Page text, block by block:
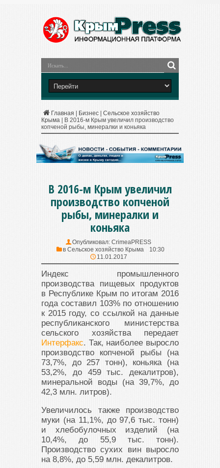
Главная Бизнес
Сельское хозяйство
Крыма
В 2016-м Крым увеличил производство
копченой рыбы, минералки и коньяка
В 2016-м Крым увеличил
производство копченой
рыбы, минералки и
коньяка
Опубликовал: CrimeaPRESS
в Сельское хозяйство Крыма
10:30
11.01.2017
Индекс промышленного
производства пищевых продуктов
в Республике Крым по итогам 2016
года составил 103% по отношению
к 2015 году, со ссылкой на данные
республиканского министерства
сельского хозяйства передает
Интерфакс. Так, наиболее выросло
производство копченой рыбы (на
73,7%, до 257 тонн), коньяка (на
53,2%, до 459 тыс. декалитров),
минеральной воды (на 39,7%, до
42,3 млн. литров).
Увеличилось также производство
муки (на 11,1%, до 97,6 тыс. тонн)
и хлебобулочных изделий (на
10,4%, до 55,9 тыс. тонн).
Производство сухих вин выросло
на 8,8%, до 5,59 млн. декалитров.